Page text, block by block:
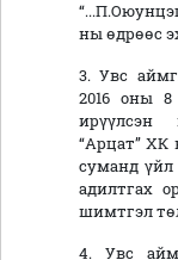
ны өдрөөс
3. Увс
2016 оны
ирүүлсэн
“Арцат” ХК
суманд үйл
адилтгах
шимтгэл
4. Увс